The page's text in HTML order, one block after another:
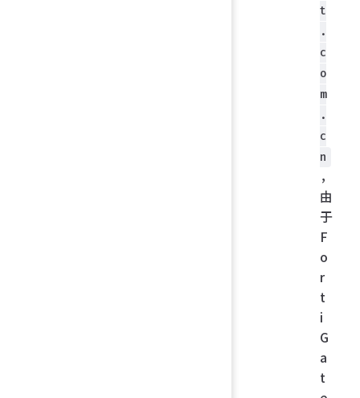
t
.
c
o
m
.
c
n
，
由
于
F
o
r
t
i
G
a
t